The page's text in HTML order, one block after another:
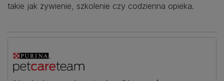
takie jak żywienie, szkolenie czy codzienna opieka.